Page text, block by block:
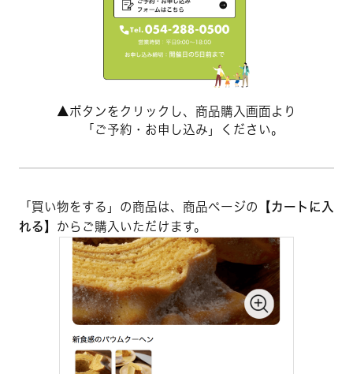
▲ボタンをクリックし、商品購入画面より
「ご予約・お申し込み」ください。
「買い物をする」の商品は、商品ページの 【カートに入
れる】 からご購入いただけます。